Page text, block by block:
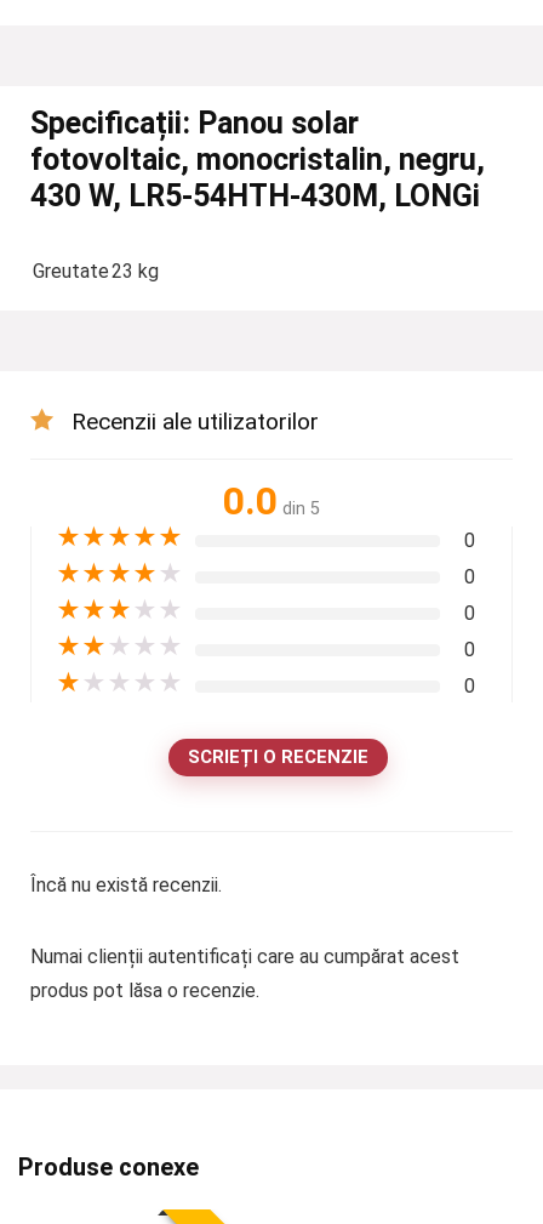
Specificații: Panou solar
fotovoltaic, monocristalin, negru,
430 W, LR5-54HTH-430M, LONGi
Greutate23 kg
Recenzii ale utilizatorilor
0.0 din 5
★★★★★ 0
★★★★ ★ 0
★★★ ★ ★ 0
★★ ★ ★ ★ 0
★ ★ ★ ★ ★ 0
SCRIEȚI O RECENZIE
Încă nu există recenzii.
Numai clienții autentificați care au cumpărat acest
produs pot lăsa o recenzie.
Produse conexe